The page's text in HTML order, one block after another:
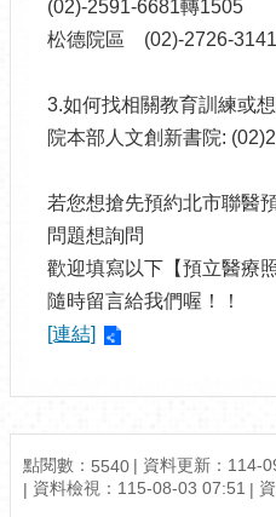
(02)-2591-6681轉1505
松德院區 (02)-2726-
3.如何找相關教育訓練或
院本部人文創新書院:
若您想搶先預約北市聯醫
問題想詢問
歡迎填寫以下【預立醫療
隨時留言給我們喔！！
[連結]
點閱數： 5540
資料更新：114-
資料檢視：115-08-03 07:51